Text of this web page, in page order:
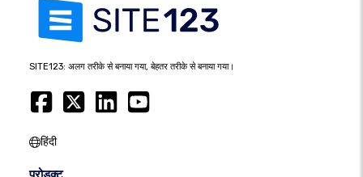
SITE123: अलग तरीके से बनाया गया, बेहतर तरीके से बनाया गया।
हिंदी